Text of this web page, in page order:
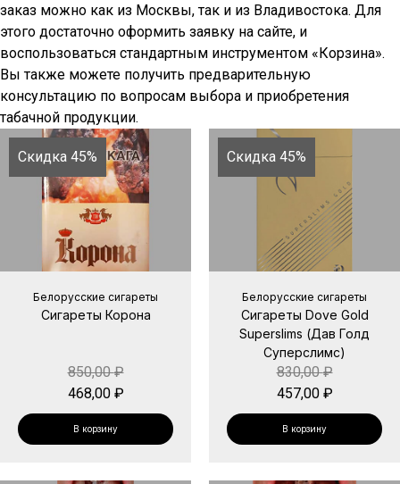
заказ можно как из Москвы, так и из Владивостока. Для
этого достаточно оформить заявку на сайте, и
воспользоваться стандартным инструментом «Корзина».
Вы также можете получить предварительную
консультацию по вопросам выбора и приобретения
табачной продукции.
Скидка 45%
Белорусские сигареты
Сигареты Корона
850,00₽
468,00 ₽
В корзину
Скидка 45%
Белорусские сигареты
Сигареты Dove Gold
Superslims (Дав Голд
Суперслимс)
830,00₽
457,00 ₽
В корзину